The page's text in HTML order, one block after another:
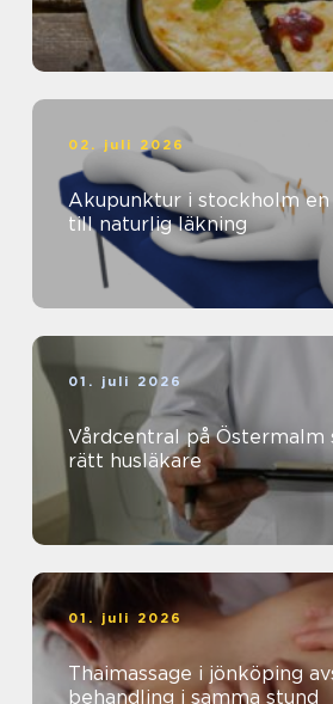
02. juli 2026
Akupunktur i stockholm en modern väg
till naturlig läkning
01. juli 2026
Vårdcentral på Östermalm så väljer du
rätt husläkare
01. juli 2026
Thaimassage i jönköping avslappning och
behandling i samma stund